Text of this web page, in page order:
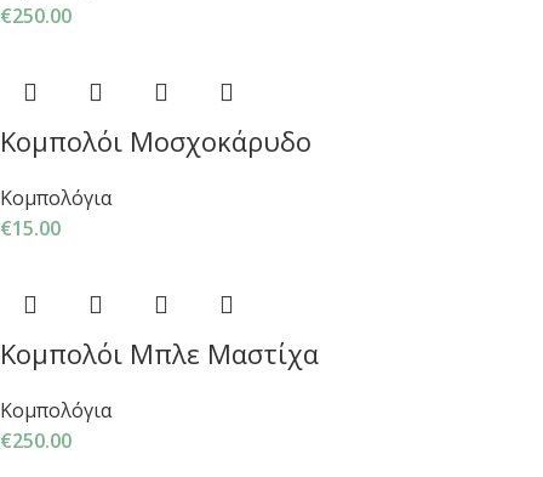
€250.00
Κομπολόι Μοσχοκάρυδο
Κομπολόγια
€15.00
Κομπολόι Μπλε Μαστίχα
Κομπολόγια
€250.00